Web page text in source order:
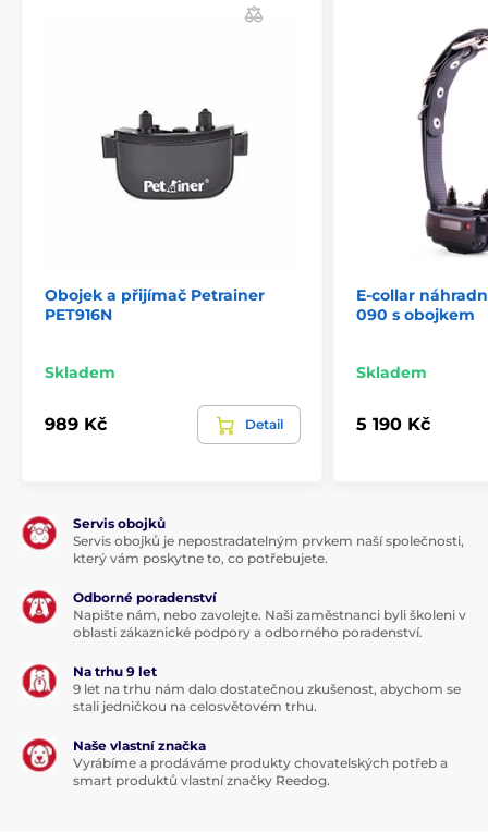
Obojek a přijímač Petrainer
PET916N
Skladem
989 Kč Detail
E-collar
090 s obojkem
Skladem
5 190 Kč
Servis obojků
Servis obojků je nepostradatelným prvkem naší společnosti,
který vám poskytne to, co potřebujete.
Odborné poradenství
Napište nám, nebo zavolejte. Naši zaměstnanci byli školeni v
oblasti zákaznické podpory a odborného poradenství.
Na trhu 9 let
9 let na trhu nám dalo dostatečnou zkušenost, abychom se
stali jedničkou na celosvětovém trhu.
Naše vlastní značka
Vyrábíme a prodáváme produkty chovatelských potřeb a
smart produktů vlastní značky Reedog.